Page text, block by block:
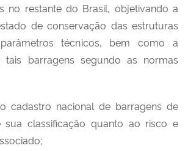
no restante do Brasil, objetivando a
de conservação das estruturas
técnicos, bem como a
tais barragens segundo as normas
cadastro nacional de barragens de
sua classificação quanto ao risco e